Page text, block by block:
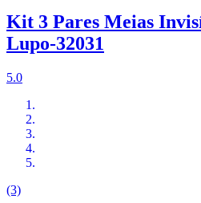
Kit 3 Pares Meias
Lupo-32031
5.0
(3)